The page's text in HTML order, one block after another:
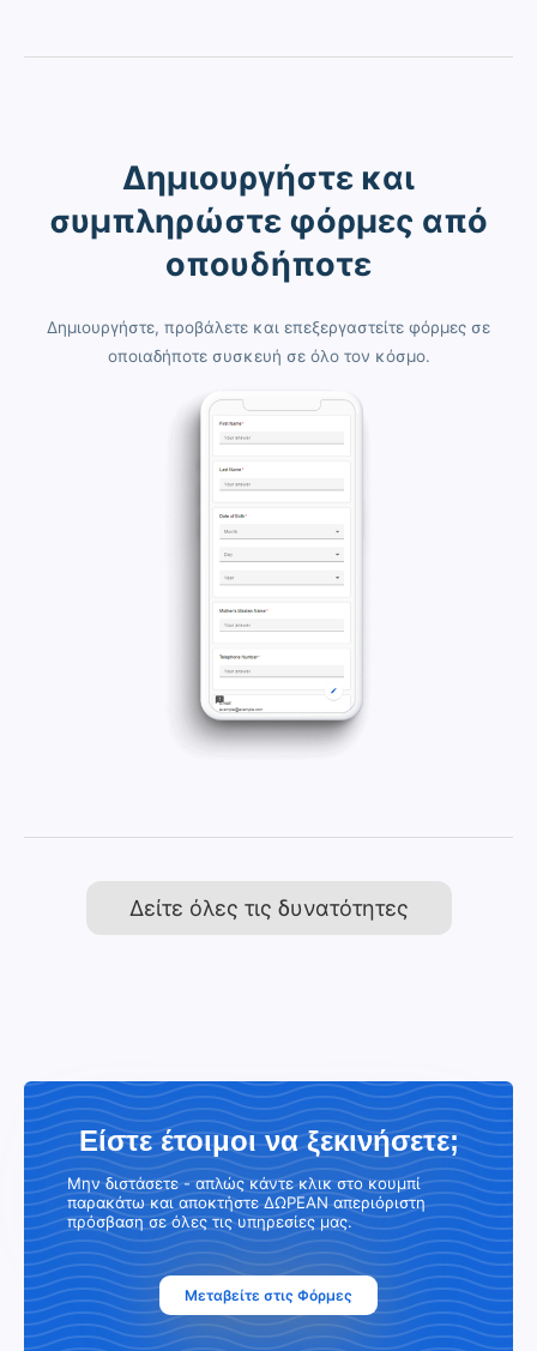
Δημιουργήστε και
συμπληρώστε φόρμες από
οπουδήποτε
Δημιουργήστε, προβάλετε και επεξεργαστείτε φόρμες σε
οποιαδήποτε συσκευή σε όλο τον κόσμο.
Δείτε όλες τις δυνατότητες
Είστε έτοιμοι να ξεκινήσετε;
Μην διστάσετε - απλώς κάντε κλικ στο κουμπί
παρακάτω και αποκτήστε ΔΩΡΕΑΝ απεριόριστη
πρόσβαση σε όλες τις υπηρεσίες μας.
Μεταβείτε στις Φόρμες